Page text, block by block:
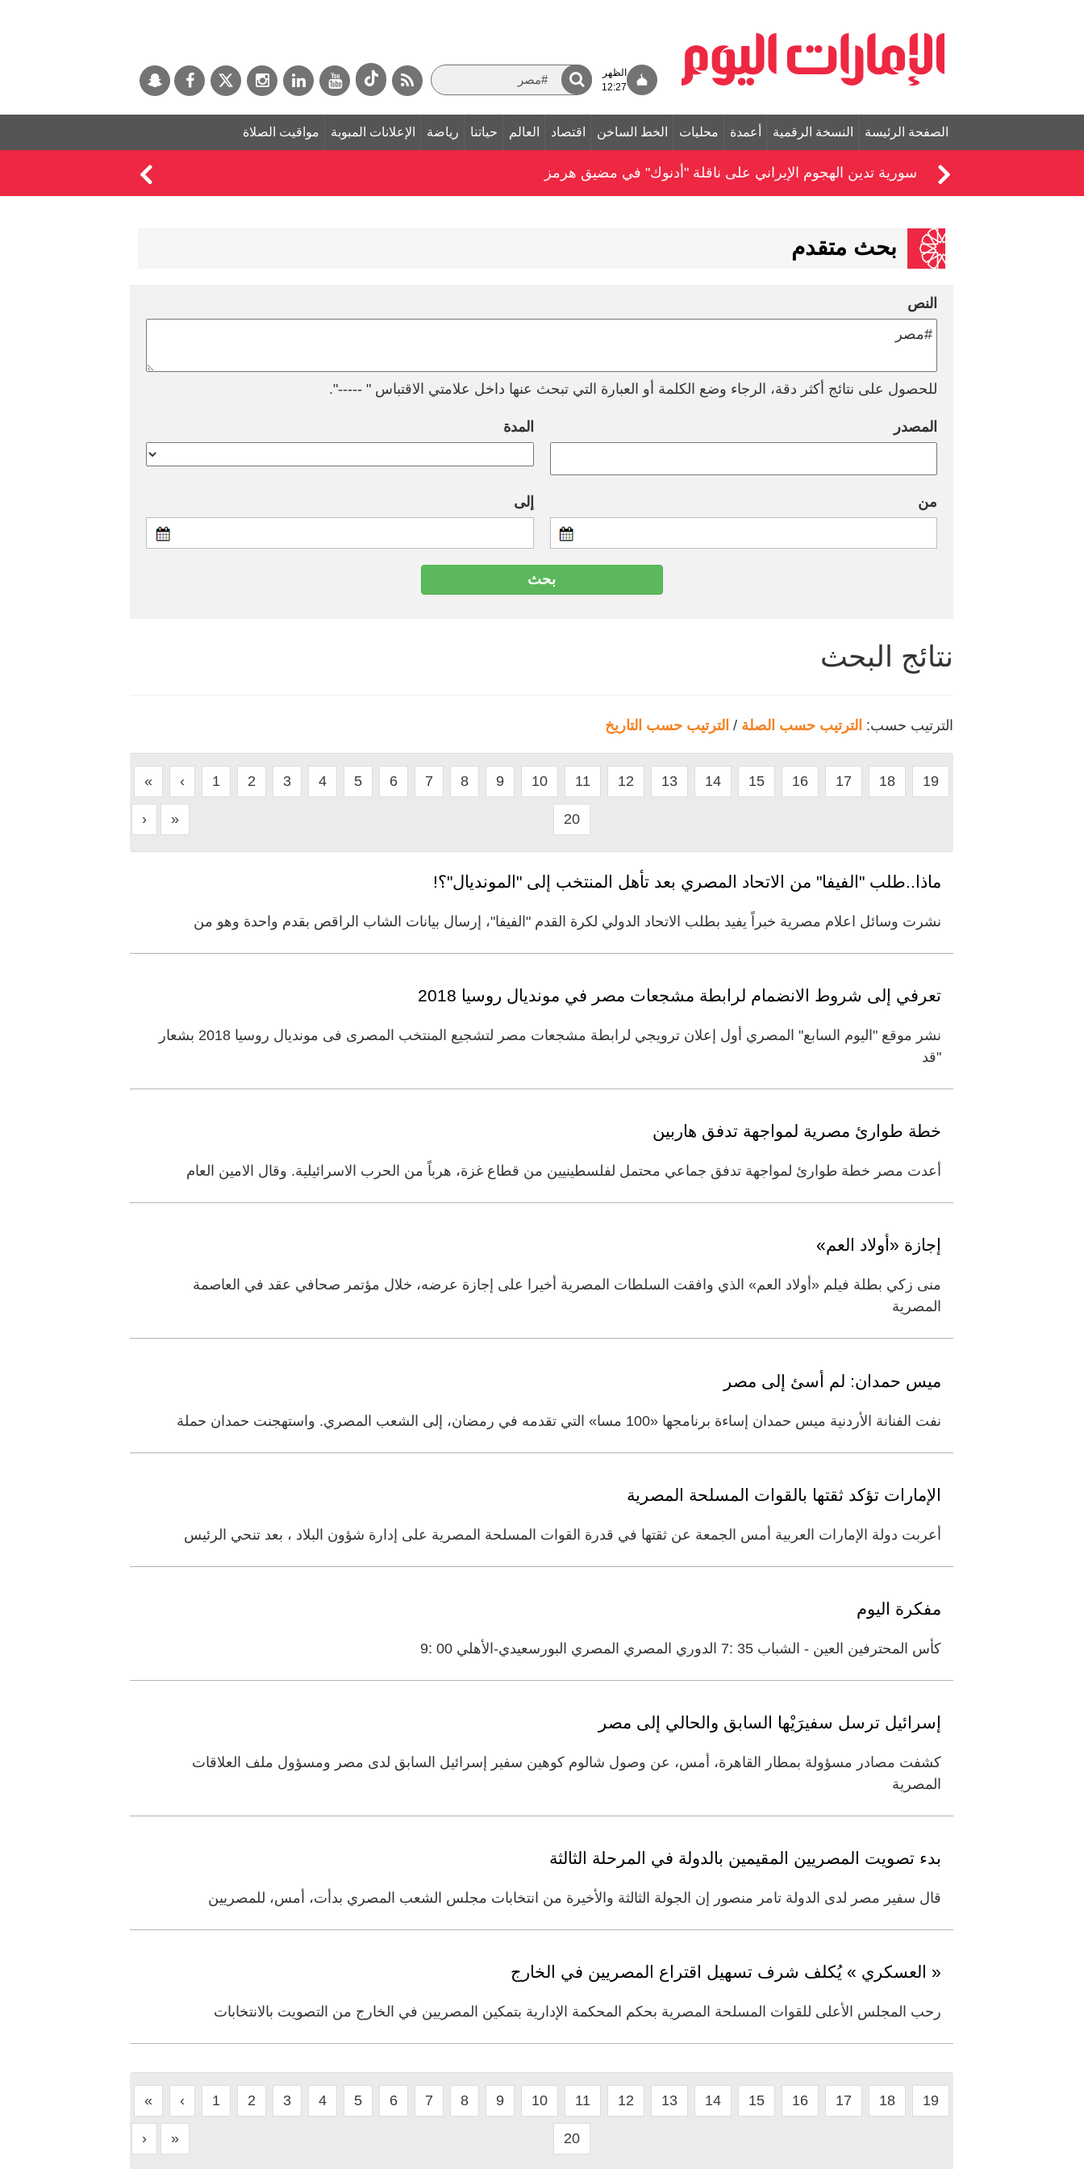
الظهر
12:27
الصفحة الرئيسة النسخة الرقمية أعمدة محليات الخط الساخن اقتصاد العالم حياتنا رياضة الإعلانات المبوبة مواقيت الصلاة
سورية تدين الهجوم الإيراني على ناقلة "أدنوك" في مضيق هرمز‏
بحث متقدم
النص
للحصول على نتائج أكثر دقة، الرجاء وضع الكلمة أو العبارة التي تبحث عنها داخل علامتي الاقتباس " -----".
المصدر المدة
من إلى
نتائج البحث
الترتيب حسب: الترتيب حسب الصلة / الترتيب حسب التاريخ
« ‹ 1 2 3 4 5 6 7 8 9 10 11 12 13 14 15 16 17 18 19
20
› »
ماذا..طلب "الفيفا" من الاتحاد المصري بعد تأهل المنتخب إلى "المونديال"؟!
نشرت وسائل اعلام مصرية خبراً يفيد بطلب الاتحاد الدولي لكرة القدم "الفيفا"، إرسال بيانات الشاب الراقص بقدم واحدة وهو من
تعرفي إلى شروط الانضمام لرابطة مشجعات مصر في مونديال روسيا 2018
نشر موقع "اليوم السابع" المصري أول إعلان ترويجي لرابطة مشجعات مصر لتشجيع المنتخب المصرى فى مونديال روسيا 2018 بشعار
"قد
خطة طوارئ مصرية لمواجهة تدفق هاربين
أعدت مصر خطة طوارئ لمواجهة تدفق جماعي محتمل لفلسطينيين من قطاع غزة، هرباً من الحرب الاسرائيلية. وقال الامين العام
إجازة «أولاد العم»
منى زكي بطلة فيلم «أولاد العم» الذي وافقت السلطات المصرية أخيرا على إجازة عرضه، خلال مؤتمر صحافي عقد في العاصمة
المصرية
ميس حمدان: لم أسئ إلى مصر
نفت الفنانة الأردنية ميس حمدان إساءة برنامجها «100 مسا» التي تقدمه في رمضان، إلى الشعب المصري. واستهجنت حمدان حملة
الإمارات تؤكد ثقتها بالقوات المسلحة المصرية
أعربت دولة الإمارات العربية أمس الجمعة عن ثقتها في قدرة القوات المسلحة المصرية على إدارة شؤون البلاد ، بعد تنحي الرئيس
مفكرة اليوم
كأس المحترفين العين - الشباب 35 :7 الدوري المصري المصري البورسعيدي-الأهلي 00 :9
إسرائيل ترسل سفيرَيْها السابق والحالي إلى مصر
كشفت مصادر مسؤولة بمطار القاهرة، أمس، عن وصول شالوم كوهين سفير إسرائيل السابق لدى مصر ومسؤول ملف العلاقات
المصرية
بدء تصويت المصريين المقيمين بالدولة في المرحلة الثالثة
قال سفير مصر لدى الدولة تامر منصور إن الجولة الثالثة والأخيرة من انتخابات مجلس الشعب المصري بدأت، أمس، للمصريين
« العسكري » يُكلف شرف تسهيل اقتراع المصريين في الخارج
رحب المجلس الأعلى للقوات المسلحة المصرية بحكم المحكمة الإدارية بتمكين المصريين في الخارج من التصويت بالانتخابات
« ‹ 1 2 3 4 5 6 7 8 9 10 11 12 13 14 15 16 17 18 19
20
› »